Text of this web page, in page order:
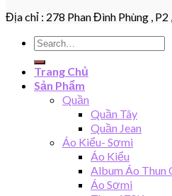
Địa chỉ : 278 Phan Đình Phùng ,
Search
for:
Trang Chủ
Sản Phẩm
Quần
Quần Tây
Quần Jean
Áo Kiểu- Sơmi
Áo Kiểu
Album Áo Thun
Áo Sơmi